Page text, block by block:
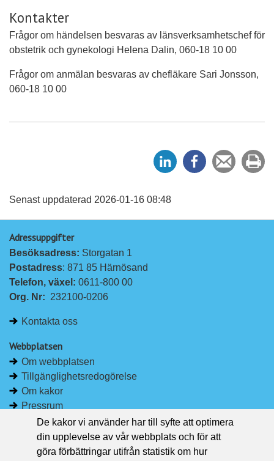
Kontakter
Frågor om händelsen besvaras av länsverksamhetschef för
obstetrik och gynekologi Helena Dalin, 060-18 10 00
Frågor om anmälan besvaras av chefläkare Sari Jonsson,
060-18 10 00
e
e
Tipsa
en
ut
Senast uppdaterad 2026-01-16 08:48
Adressuppgifter
Besöksadress: Storgatan 1
Postadress: 871 85 Härnösand
Telefon, växel: 0611-800 00
Org. Nr: 232100-0206
Kontakta oss
Webbplatsen
Om webbplatsen
Tillgänglighetsredogörelse
Om kakor
Pressrum
Håll dig uppdaterad
Följ Region Västernorrland på Facebook
De kakor vi använder har till syfte att optimera
din upplevelse av vår webbplats och för att
göra förbättringar utifrån statistik om hur